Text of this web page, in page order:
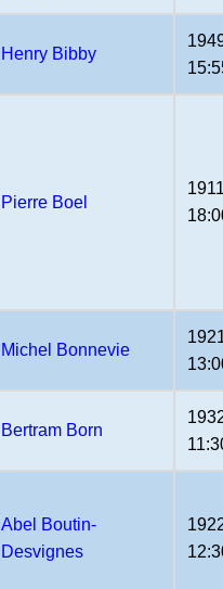
Henry Bibby
Pierre Boel
Michel Bonnevie
Bertram Born
Abel Boutin-
Desvignes